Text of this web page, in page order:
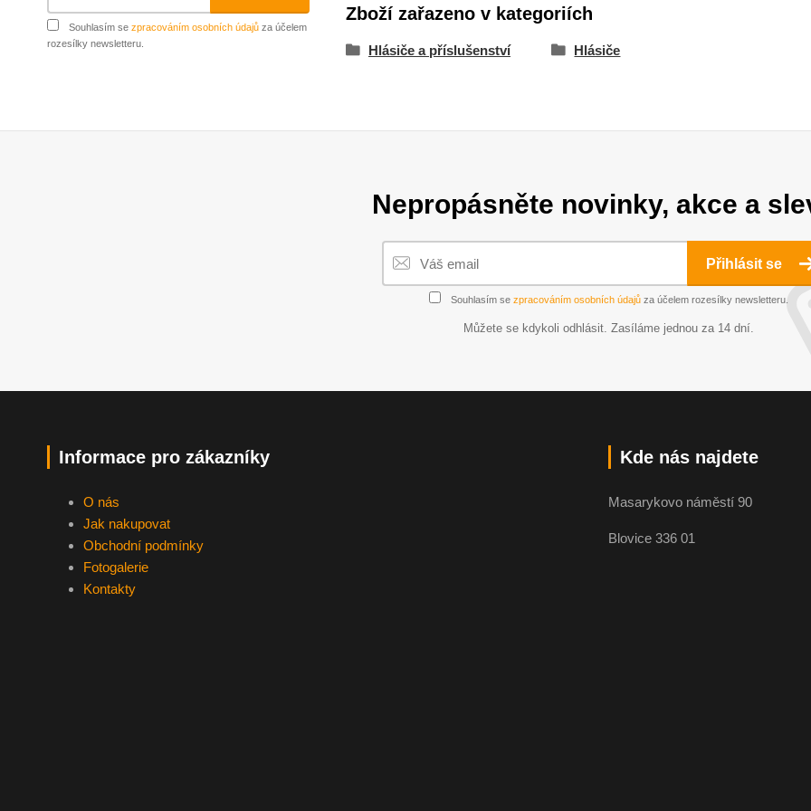
Souhlasím se zpracováním osobních údajů za účelem
rozesílky newsletteru.
Zboží zařazeno v kategoriích
Hlásiče a příslušenství Hlásiče
Nepropásněte novinky, akce a
Přihlásit se
Souhlasím se zpracováním osobních údajůza účelem rozesílky newsletteru.
Můžete se kdykoli odhlásit. Zasíláme jednou za 14 dní.
Informace pro zákazníky
O nás
Jak nakupovat
Obchodní podmínky
Fotogalerie
Kontakty
Kde nás najdete
Masarykovo náměstí 90
Blovice 336 01